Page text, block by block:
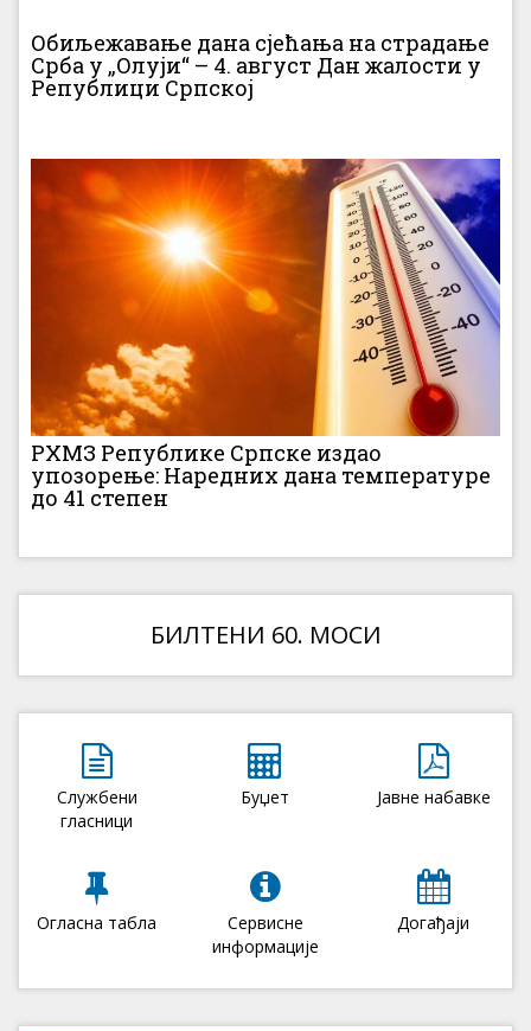
Обиљежавање дана сјећања на страдање
Срба у „Олуји“ – 4. август Дан жалости у
Републици Српској
РХМЗ Републике Српске издао
упозорење: Наредних дана температуре
до 41 степен
БИЛТЕНИ 60. МОСИ
Службени
гласници
Буџет Јавне набавке
Огласна табла
Сервисне
информације
Догађаји